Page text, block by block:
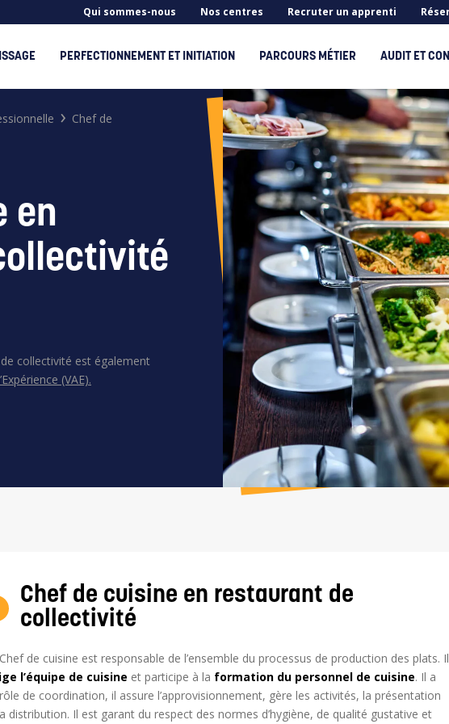
Qui sommes-nous Nos centres Recruter un apprenti
PERFECTIONNEMENT ET INITIATION PARCOURS MÉTIER AUDIT ET
Rechercher
› Chef de
en
collectivité est également
(VAE).
Chef de cuisine en restaurant de
collectivité
de cuisine est responsable de l’ensemble du processus de production des plats. Il
l’équipe de cuisine et participe à la formation du personnel de cuisine. Il a
de coordination, il assure l’approvisionnement, gère les activités, la présentation
distribution. Il est garant du respect des normes d’hygiène, de qualité gustative et